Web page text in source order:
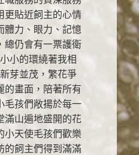
更貼近飼主的心情
體力、眼力、記憶
總仍會有一票護衛
小的環繞著我相
芽並茂，繁花爭
的畫面，陪著所有
毛孩們敞揚於每一
滿山遍地盛開的花
小天使毛孩們歡樂
的飼主們得到滿滿